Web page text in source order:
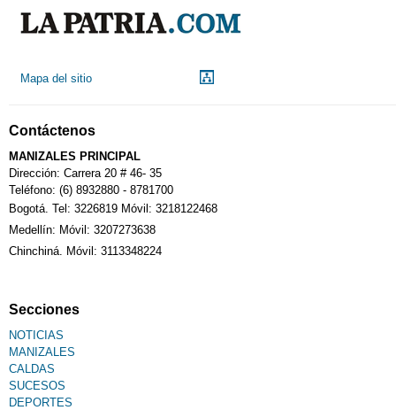
Mapa del sitio
Contáctenos
MANIZALES PRINCIPAL
Dirección: Carrera 20 # 46- 35
Teléfono: (6) 8932880 - 8781700
Bogotá. Tel: 3226819 Móvil: 3218122468
Medellín: Móvil: 3207273638
Chinchiná. Móvil: 3113348224
Secciones
NOTICIAS
MANIZALES
CALDAS
SUCESOS
DEPORTES